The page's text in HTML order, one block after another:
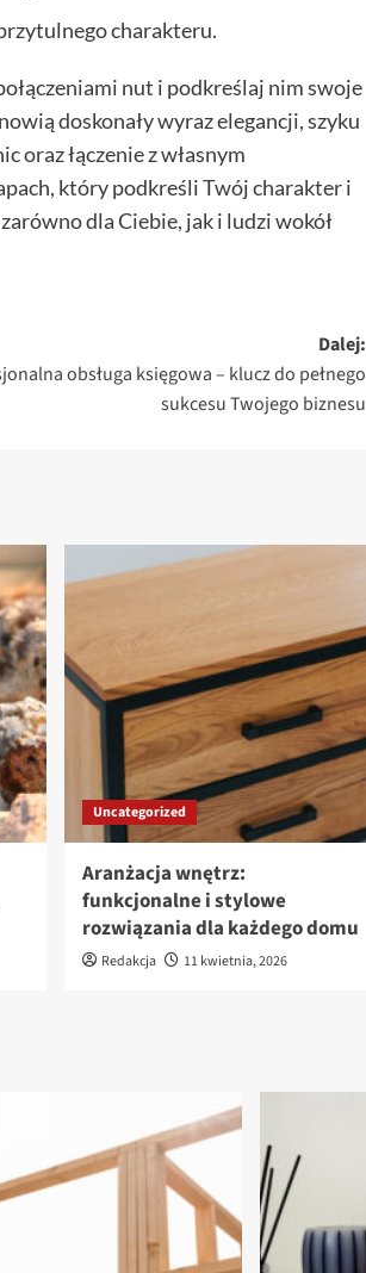
charakteru.
nut i podkreślaj nim swoje
doskonały wyraz elegancji, szyku
oraz łączenie z własnym
który podkreśli Twój charakter i
dla Ciebie, jak i ludzi wokół
Dalej:
obsługa księgowa – klucz do pełnego
sukcesu Twojego biznesu
Uncategorized
Aranżacja wnętrz:
funkcjonalne i stylowe
rozwiązania dla każdego domu
Redakcja 11 kwietnia, 2026